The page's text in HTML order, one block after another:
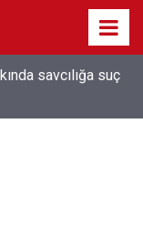
savcılığa suç